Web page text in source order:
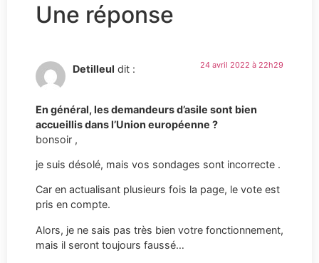
Une réponse
Detilleul dit : 24 avril 2022 à 22h29
En général, les demandeurs d’asile sont bien
accueillis dans l’Union européenne ?
bonsoir ,
je suis désolé, mais vos sondages sont incorrecte .
Car en actualisant plusieurs fois la page, le vote est
pris en compte.
Alors, je ne sais pas très bien votre fonctionnement,
mais il seront toujours faussé…